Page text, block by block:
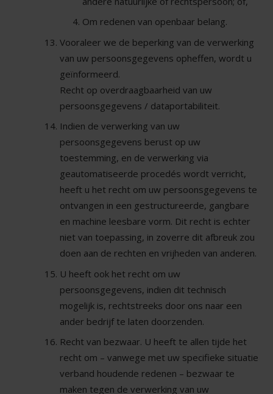
Om redenen van openbaar belang.
Vooraleer we de beperking van de verwerking
van uw persoonsgegevens opheffen, wordt u
geïnformeerd.
Recht op overdraagbaarheid van uw
persoonsgegevens / dataportabiliteit.
Indien de verwerking van uw
persoonsgegevens berust op uw
toestemming, en de verwerking via
geautomatiseerde procedés wordt verricht,
heeft u het recht om uw persoonsgegevens te
ontvangen in een gestructureerde, gangbare
en machine leesbare vorm. Dit recht is echter
niet van toepassing, in zoverre dit afbreuk zou
doen aan de rechten en vrijheden van anderen.
U heeft ook het recht om uw
persoonsgegevens, indien dit technisch
mogelijk is, rechtstreeks door ons naar een
ander bedrijf te laten doorzenden.
Recht van bezwaar. U heeft te allen tijde het
recht om – vanwege met uw specifieke situatie
verband houdende redenen – bezwaar te
maken tegen de verwerking van uw